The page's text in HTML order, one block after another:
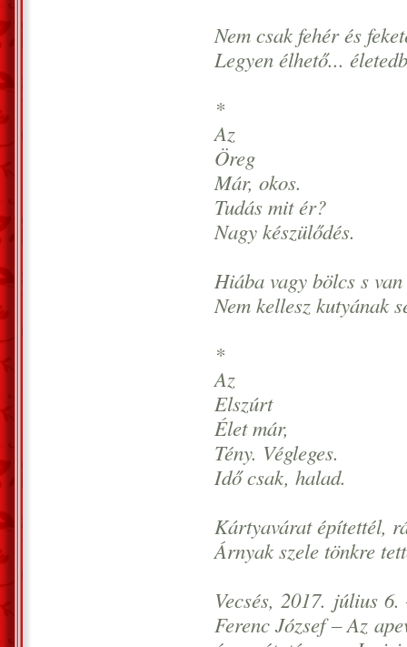
Nem csak fehér és
Legyen élhető...
*
Az
Öreg
Már, okos.
Tudás mit ér?
Nagy készülődés.
Hiába vagy bölcs s
Nem kellesz kutyának
*
Az
Elszúrt
Élet már,
Tény. Végleges.
Idő csak, halad.
Kártyavárat építettél,
Árnyak szele tönkre
Vecsés, 2017. július
Ferenc József – Az